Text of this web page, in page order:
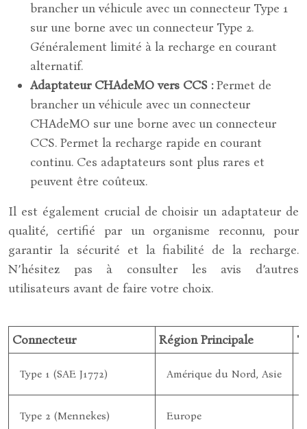
brancher un véhicule avec un connecteur Type 1
sur une borne avec un connecteur Type 2.
Généralement limité à la recharge en courant
alternatif.
Adaptateur CHAdeMO vers CCS :Permet de
brancher un véhicule avec un connecteur
CHAdeMO sur une borne avec un connecteur
CCS. Permet la recharge rapide en courant
continu. Ces adaptateurs sont plus rares et
peuvent être coûteux.
Il est également crucial de choisir un adaptateur de
qualité, certifié par un organisme reconnu, pour
garantir la sécurité et la fiabilité de la recharge.
N’hésitez pas à consulter les avis d’autres
utilisateurs avant de faire votre choix.
Connecteur Région Principale
Type 1 (SAE J1772) Amérique du Nord, Asie
Type 2 (Mennekes) Europe